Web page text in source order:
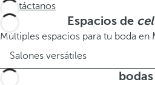
Contáctanos
Espacios de
Múltiples espacios para tu boda en
Salones versátiles
bodas